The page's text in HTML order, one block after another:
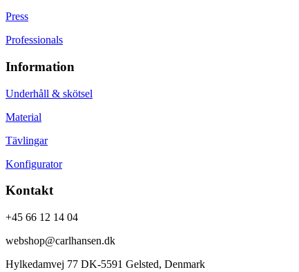
Press
Professionals
Information
Underhåll & skötsel
Material
Tävlingar
Konfigurator
Kontakt
+45 66 12 14 04
webshop@carlhansen.dk
Hylkedamvej 77 DK-5591 Gelsted, Denmark